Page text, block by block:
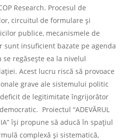
Research. Procesul de
circuitul de formulare şi
publice, mecanismele de
sunt insuficient bazate pe agenda
se regăseşte ea la nivelul
Acest lucru riscă să provoace
grave ale sistemului politic
de legitimitate îngrijorător
Proiectul “ADEVĂRUL
îşi propune să aducă în spaţiul
complexă şi sistematică,